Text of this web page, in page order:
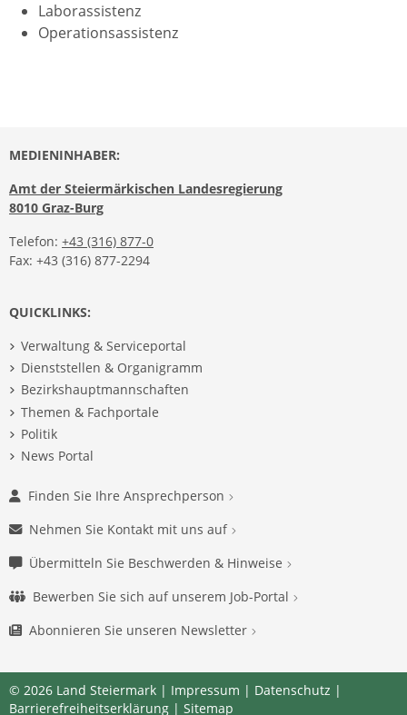
Laborassistenz
Operationsassistenz
MEDIENINHABER:
Amt der Steiermärkischen Landesregierung
8010 Graz-Burg
Telefon: +43 (316) 877-0
Fax: +43 (316) 877-2294
QUICKLINKS:
Verwaltung & Serviceportal
Dienststellen & Organigramm
Bezirkshauptmannschaften
Themen & Fachportale
Politik
News Portal
Finden Sie Ihre Ansprechperson
Nehmen Sie Kontakt mit uns auf
Übermitteln Sie Beschwerden & Hinweise
Bewerben Sie sich auf unserem Job-Portal
Abonnieren Sie unseren Newsletter
© 2026 Land Steiermark | Impressum | Datenschutz |
Barrierefreiheitserklärung | Sitemap